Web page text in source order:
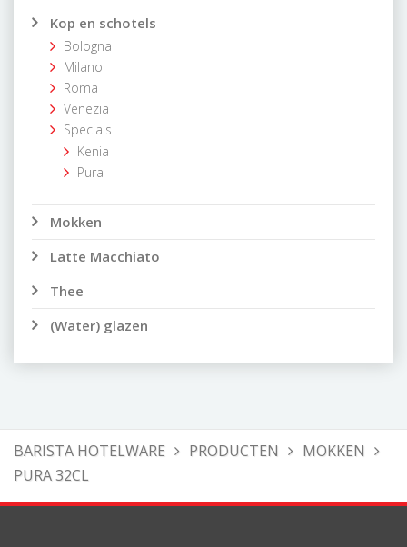
Kop en schotels
Bologna
Milano
Roma
Venezia
Specials
Kenia
Pura
Mokken
Latte Macchiato
Thee
(Water) glazen
BARISTA HOTELWARE PRODUCTEN
MOKKEN
PURA 32CL